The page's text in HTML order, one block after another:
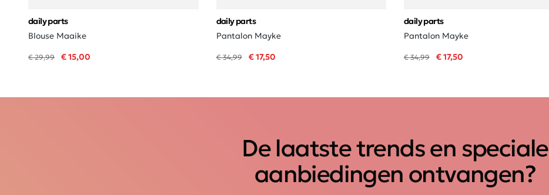
daily parts
Blouse Maaike
€ 29,99 € 15,00
daily parts
Pantalon Mayke
€ 34,99 € 17,50
daily parts
Pantalon Mayke
€ 34,99 € 17,50
De laatste trends en speciale
aanbiedingen ontvangen?